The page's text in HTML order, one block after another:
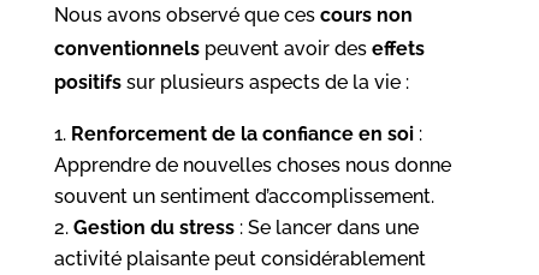
Nous avons observé que ces cours non
conventionnelspeuvent avoir des effets
positifssur plusieurs aspects de la vie :
Renforcement de la confiance en soi:
Apprendre de nouvelles choses nous donne
souvent un sentiment d’accomplissement.
Gestion du stress: Se lancer dans une
activité plaisante peut considérablement